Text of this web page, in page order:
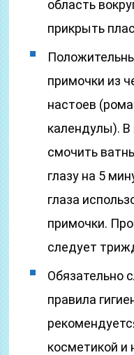
область
прикрыть
примочки из
настоев
календулы). В
смочить
глазу на 5
глаза
примочки.
следует
Обязательно
правила
косметикой и